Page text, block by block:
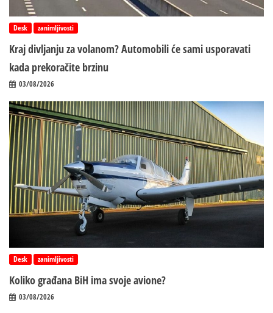
Desk zanimljivosti
Kraj divljanju za volanom? Automobili će sami usporavati
kada prekoračite brzinu
03/08/2026
Desk zanimljivosti
Koliko građana BiH ima svoje avione?
03/08/2026